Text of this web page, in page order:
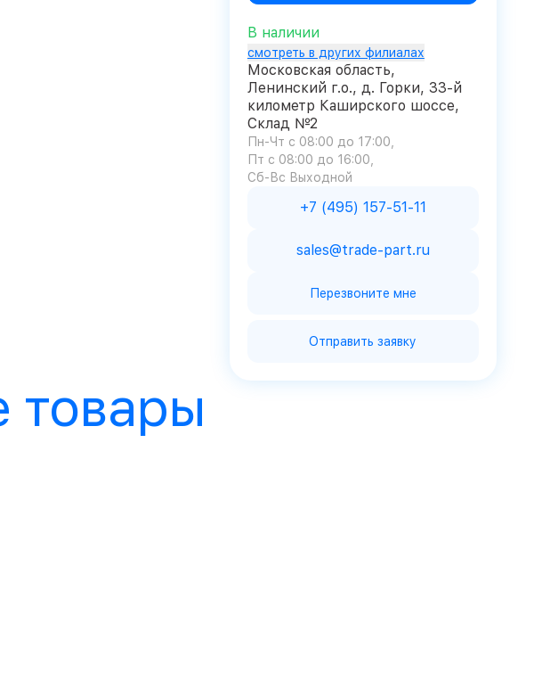
В наличии
смотреть в других филиалах
Московская область,
Ленинский г.о., д. Горки, 33-й
километр Каширского шоссе,
Склад №2
Пн-Чт с 08:00 до 17:00
Пт с 08:00 до 16:00
Сб-Вс Выходной
+7 (495) 157-51-11
sales@trade-part.ru
Перезвоните мне
Отправить заявку
товары